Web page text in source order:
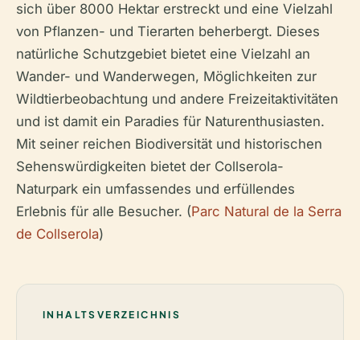
sich über 8000 Hektar erstreckt und eine Vielzahl
von Pflanzen- und Tierarten beherbergt. Dieses
natürliche Schutzgebiet bietet eine Vielzahl an
Wander- und Wanderwegen, Möglichkeiten zur
Wildtierbeobachtung und andere Freizeitaktivitäten
und ist damit ein Paradies für Naturenthusiasten.
Mit seiner reichen Biodiversität und historischen
Sehenswürdigkeiten bietet der Collserola-
Naturpark ein umfassendes und erfüllendes
Erlebnis für alle Besucher. (Parc Natural de la Serra
de Collserola)
INHALTSVERZEICHNIS